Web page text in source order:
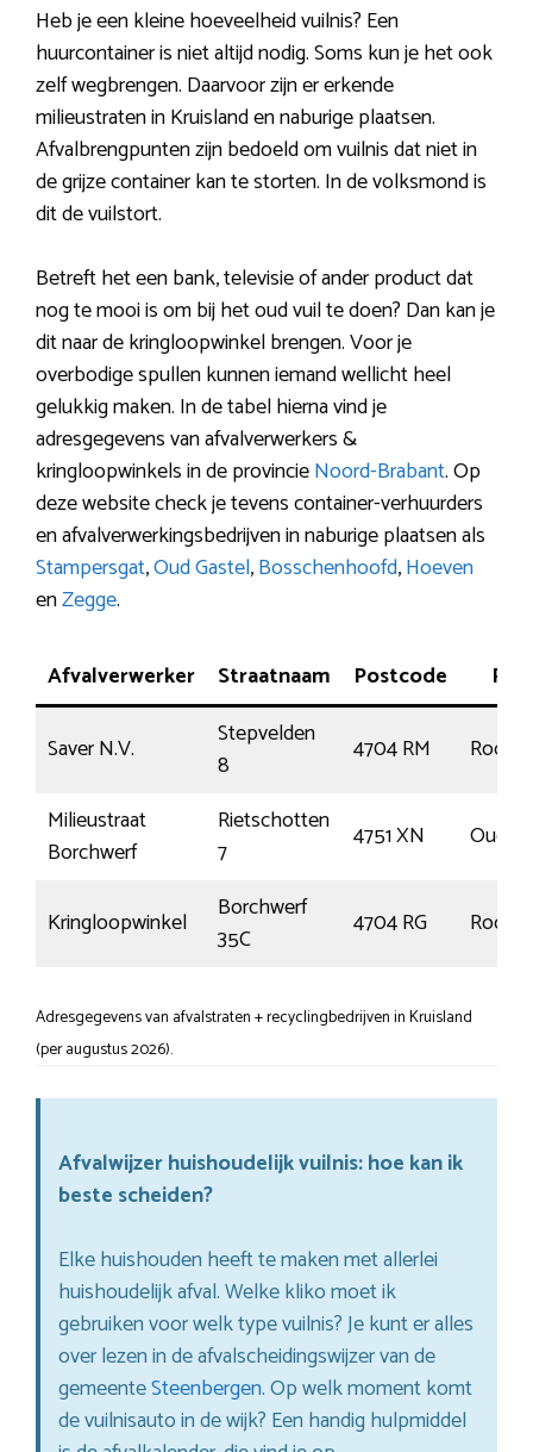
Heb je een kleine hoeveelheid vuilnis? Een
huurcontainer is niet altijd nodig. Soms kun je het ook
zelf wegbrengen. Daarvoor zijn er erkende
milieustraten in Kruisland en naburige plaatsen.
Afvalbrengpunten zijn bedoeld om vuilnis dat niet in
de grijze container kan te storten. In de volksmond is
dit de vuilstort.
Betreft het een bank, televisie of ander product dat
nog te mooi is om bij het oud vuil te doen? Dan kan je
dit naar de kringloopwinkel brengen. Voor je
overbodige spullen kunnen iemand wellicht heel
gelukkig maken. In de tabel hierna vind je
adresgegevens van afvalverwerkers &
kringloopwinkels in de provincieNoord-Brabant. Op
deze website check je tevens container-verhuurders
en afvalverwerkingsbedrijven in naburige plaatsen als
Stampersgat,Oud Gastel,Bosschenhoofd,Hoeven
enZegge.
Afvalverwerker Straatnaam Postcode
Saver N.V.
Stepvelden
8
4704 RM
Milieustraat
Borchwerf
Rietschotten
7
4751 XN Oud
Kringloopwinkel
Borchwerf
35C
4704 RG
Adresgegevens van afvalstraten + recyclingbedrijven in Kruisland
(per augustus 2026).
Afvalwijzer huishoudelijk vuilnis: hoe kan ik
beste scheiden?
Elke huishouden heeft te maken met allerlei
huishoudelijk afval. Welke kliko moet ik
gebruiken voor welk type vuilnis? Je kunt er alles
over lezen in de afvalscheidingswijzer van de
gemeenteSteenbergen. Op welk moment komt
de vuilnisauto in de wijk? Een handig hulpmiddel